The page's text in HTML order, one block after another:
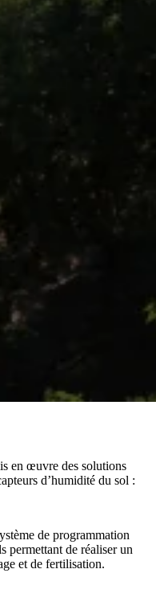
en œuvre des solutions
d’humidité du sol :
de programmation
permettant de réaliser un
et de fertilisation.